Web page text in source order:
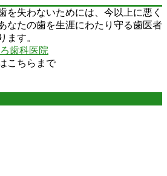
を失わないためには、今以上に悪く
なたの歯を生涯にわたり守る歯医者
ます。
こちらまで